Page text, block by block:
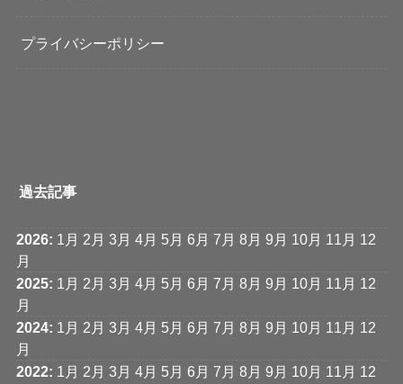
プライバシーポリシー
過去記事
2026: 1月 2月 3月 4月 5月 6月 7月 8月 9月 10月 11月 12
月
2025: 1月 2月 3月 4月 5月 6月 7月 8月 9月 10月 11月 12
月
2024: 1月 2月 3月 4月 5月 6月 7月 8月 9月 10月 11月 12
月
2022: 1月 2月 3月 4月 5月 6月 7月 8月 9月 10月 11月 12